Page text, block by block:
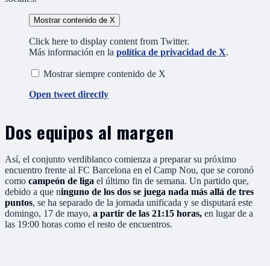
Mostrar contenido de X
Click here to display content from Twitter.
Más información en la política de privacidad de X.
Mostrar siempre contenido de X
Open tweet directly
Dos equipos al margen
Así, el conjunto verdiblanco comienza a preparar su próximo
encuentro frente al FC Barcelona en el Camp Nou, que se coronó
como campeón de liga el último fin de semana. Un partido que,
debido a que ninguno de los dos se juega nada más allá de tres
puntos, se ha separado de la jornada unificada y se disputará este
domingo, 17 de mayo, a partir de las 21:15 horas, en lugar de a
las 19:00 horas como el resto de encuentros.